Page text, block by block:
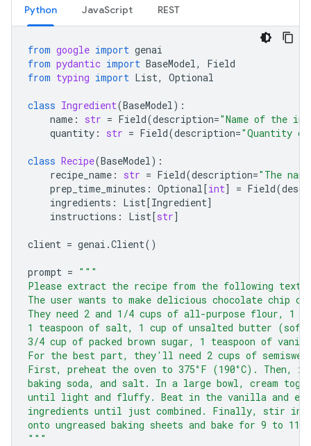
Python JavaScript REST
from google import genai
from pydantic import BaseModel,
Field
from typing import List, Optional
class Ingredient(BaseModel):
name : str = Field(description="Name of the
quantity : str = Field(description="Quantity
class Recipe(BaseModel):
recipe_name : str = Field(description="The
prep_time_minutes : Optional[int] = Field(
ingredients : List[Ingredient]
instructions : List[str]
client = genai .Client()
prompt = """
Please extract the recipe from the following text.
The user wants to make delicious chocolate chip
They need 2 and 1/4 cups of all-purpose flour, 1
1 teaspoon of salt, 1 cup of unsalted butter
3/4 cup of packed brown sugar, 1 teaspoon of
For the best part, they'll need 2 cups of
First, preheat the oven to 375°F (190°C). Then,
baking soda, and salt. In a large bowl, cream
until light and fluffy. Beat in the vanilla and
ingredients until just combined. Finally, stir in
onto ungreased baking sheets and bake for 9 to 11
"""